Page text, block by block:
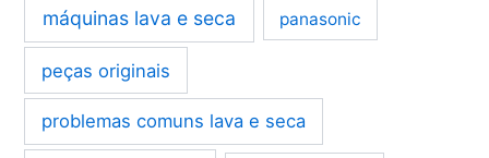
máquinas lava e seca panasonic
peças originais
problemas comuns lava e seca